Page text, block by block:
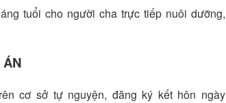
tuổi cho người cha trực tiếp nuôi dưỡng,
ÁN
cơ sở tự nguyện, đăng ký kết hôn ngày